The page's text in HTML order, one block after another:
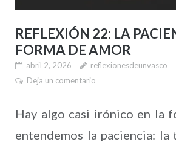
REFLEXIÓN 22: LA
FORMA DE AMOR
abril 2, 2026
reflexionesdeunvasco
Deja un comentario
Hay algo casi irónico en la
entendemos la paciencia: la